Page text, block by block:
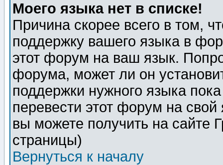
Моего языка нет в списке!
Причина скорее всего в том,
поддержку вашего языка в
этот форум на ваш язык.
форума, может ли он
поддержки нужного языка
перевести этот форум на
вы можете получить на сайте
страницы)
Вернуться к началу